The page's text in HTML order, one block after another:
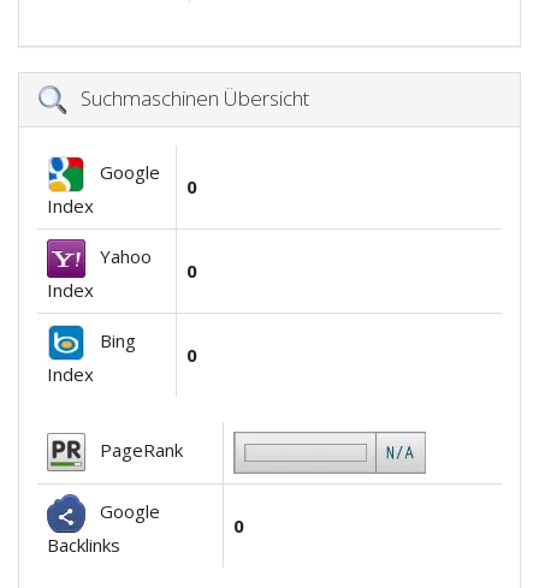
Suchmaschinen Übersicht
Google
Index
0
Yahoo
Index
0
Bing
Index
0
PageRank
Google
Backlinks
0